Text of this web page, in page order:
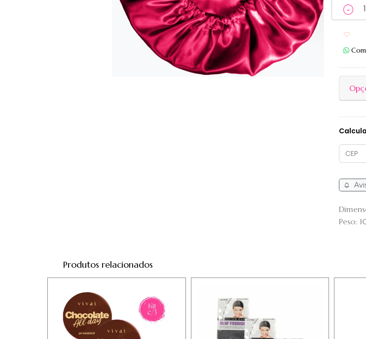
Peso:
Produtos relacionados